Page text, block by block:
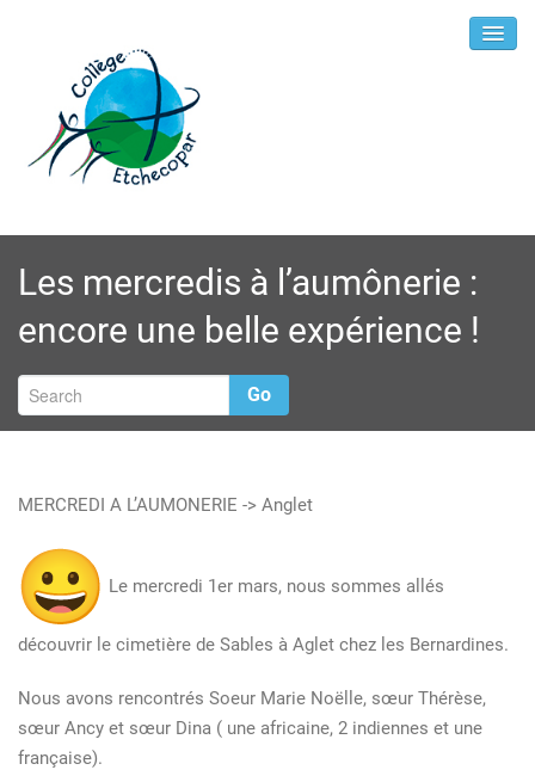
Les mercredis à l’aumônerie :
encore une belle expérience !
Go
MERCREDI A L’AUMONERIE -> Anglet
Le mercredi 1er mars, nous sommes allés
découvrir le cimetière de Sables à Aglet chez les Bernardines.
Nous avons rencontrés Soeur Marie Noëlle, sœur Thérèse,
sœur Ancy et sœur Dina ( une africaine, 2 indiennes et une
française).